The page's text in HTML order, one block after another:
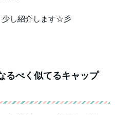
少し紹介します☆彡
るべく似てるキャップ